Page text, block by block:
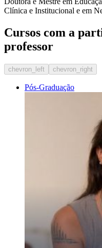
Clínica e Institucional e em
Cursos com a
professor
chevron_left chevron_right
Pós-Graduação